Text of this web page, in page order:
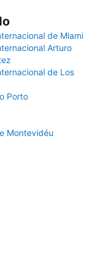
de Miami
Arturo
de Los
Porto
Montevidéu